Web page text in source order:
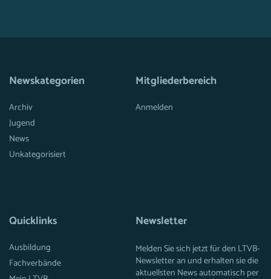
Newskategorien
Archiv
Jugend
News
Unkategorisiert
Mitgliederbereich
Anmelden
Quicklinks
Ausbildung
Fachverbände
Newsletter
Melden Sie sich jetzt für den LTVB-
Newsletter an und erhalten sie die
aktuellsten News automatisch per